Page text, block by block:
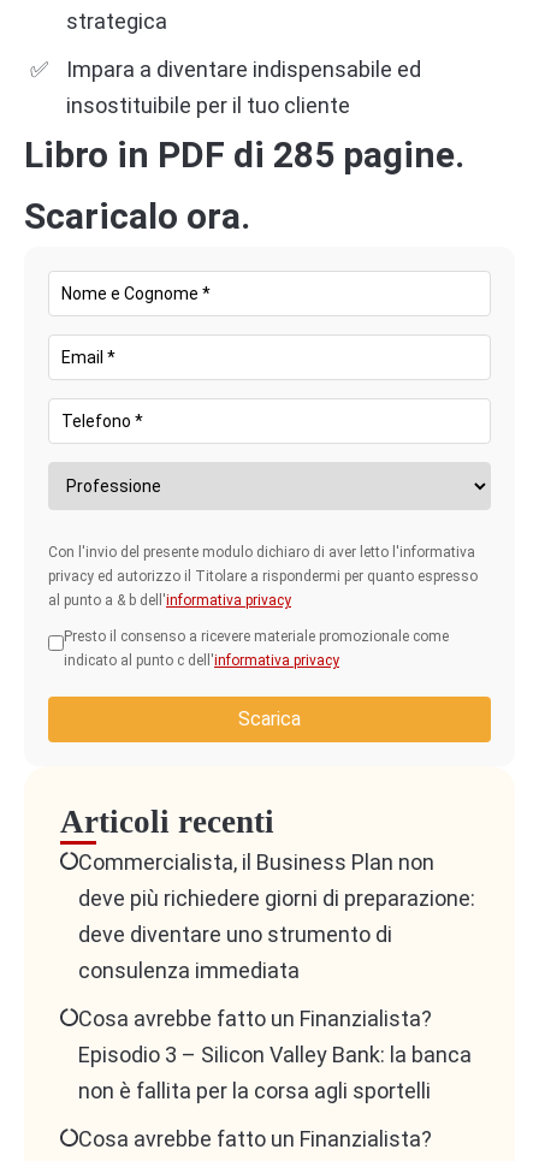
strategica
Impara a diventare indispensabile ed
insostituibile per il tuo cliente
Libro in PDF di 285 pagine.
Scaricalo ora.
Con l'invio del presente modulo dichiaro di aver letto l'informativa
privacy ed autorizzo il Titolare a rispondermi per quanto espresso
al punto a & b dell'informativa privacy
Presto il consenso a ricevere materiale promozionale come
indicato al punto c dell'informativa privacy
Scarica
Articoli recenti
Commercialista, il Business Plan non
deve più richiedere giorni di preparazione:
deve diventare uno strumento di
consulenza immediata
Cosa avrebbe fatto un Finanzialista?
Episodio 3 – Silicon Valley Bank: la banca
non è fallita per la corsa agli sportelli
Cosa avrebbe fatto un Finanzialista?